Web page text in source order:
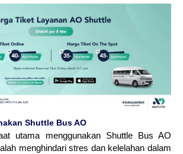
Shuttle Bus AO
utama menggunakan Shuttle Bus AO
menghindari stres dan kelelahan dalam